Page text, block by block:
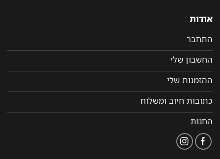
אודות
התחבר
החשבון שלי
ההזמנות שלי
כתובות חיוב ומשלוח
החנות